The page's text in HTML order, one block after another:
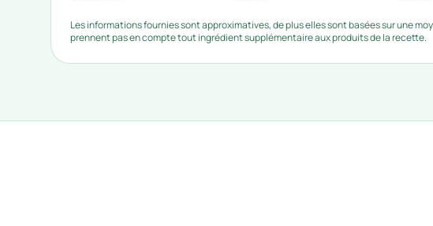
Les informations fournies sont approximatives, de plus elles sont basées sur une
prennent pas en compte tout ingrédient supplémentaire aux produits de la recette.